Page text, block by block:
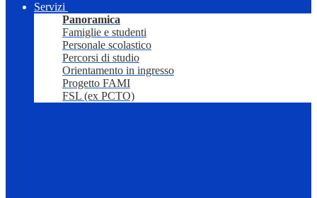
Servizi
Panoramica
Famiglie e studenti
Personale scolastico
Percorsi di studio
Orientamento in ingresso
Progetto FAMI
FSL (ex PCTO)